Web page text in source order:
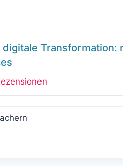
Transformation: